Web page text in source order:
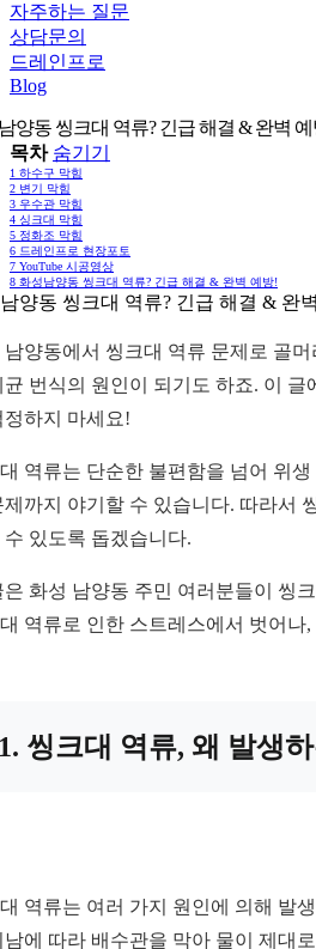
자주하는 질문
상담문의
드레인프로
Blog
양동 씽크대 역류? 긴급 해결 & 완벽
목차 숨기기
1 하수구 막힘
2 변기 막힘
3 우수관 막힘
4 싱크대 막힘
5 정화조 막힘
6 드레인프로 현장포토
7 YouTube 시공영상
8 화성남양동 씽크대 역류? 긴급 해결 & 완벽 예방!
양동 씽크대 역류? 긴급 해결 & 완
남양동에서 씽크대 역류 문제로 골
균 번식의 원인이 되기도 하죠. 이
정하지 마세요!
역류는 단순한 불편함을 넘어 위
제까지 야기할 수 있습니다. 따라서
수 있도록 돕겠습니다.
은 화성 남양동 주민 여러분들이 씽
역류로 인한 스트레스에서 벗어
씽크대 역류, 왜 발생
역류는 여러 가지 원인에 의해 발
남에 따라 배수관을 막아 물이 제대